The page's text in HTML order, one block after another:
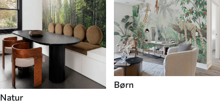
Natur
Børn